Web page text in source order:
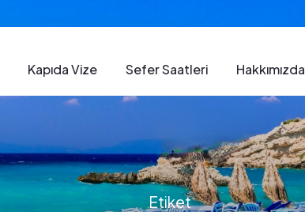
Kapıda Vize Sefer Saatleri​ Hakkımızda
Etiket